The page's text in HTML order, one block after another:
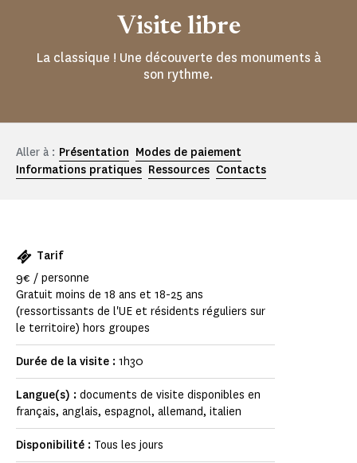
Visite libre
La classique ! Une découverte des monuments à
son rythme.
Aller à : Présentation Modes de paiement
Informations pratiques Ressources Contacts
Tarif
9€ / personne
Gratuit moins de 18 ans et 18-25 ans
(ressortissants de l'UE et résidents réguliers sur
le territoire) hors groupes
Durée de la visite : 1h30
Langue(s) : documents de visite disponibles en
français, anglais, espagnol, allemand, italien
Disponibilité : Tous les jours